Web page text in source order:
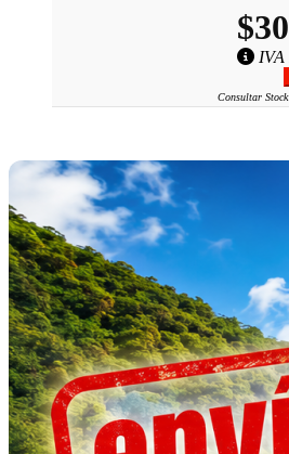
IVA
Consultar Stock